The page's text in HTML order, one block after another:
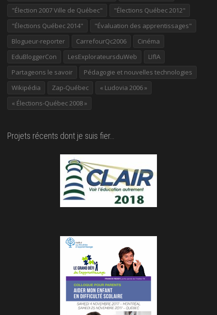
"Élection 2007 Ville de Québec"
"Élections Québec 2012"
"Élections Québec 2014"
"Évaluation des apprentissages"
Blogueur-reporter
CarrefourQc2006
Cinéma
EduBloggerCon
LesExplorateursduWeb
LIfIA
Partageons le savoir
Pédagogie et nouvelles technologies
Wikipédia
Zap-Québec
« Ludovia 2006 »
« Élections-Québec 2008 »
Projets récents dont je suis fier…